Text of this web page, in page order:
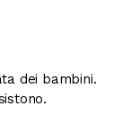
dei bambini.